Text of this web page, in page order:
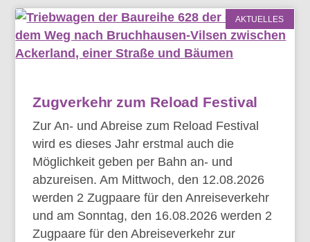
AKTUELLES
Zugverkehr zum Reload Festival
Zur An- und Abreise zum Reload Festival
wird es dieses Jahr erstmal auch die
Möglichkeit geben per Bahn an- und
abzureisen. Am Mittwoch, den 12.08.2026
werden 2 Zugpaare für den Anreiseverkehr
und am Sonntag, den 16.08.2026 werden 2
Zugpaare für den Abreiseverkehr zur